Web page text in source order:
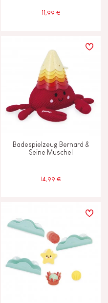
11,99 €
Badespielzeug Bernard &
Seine Muschel
14,99 €